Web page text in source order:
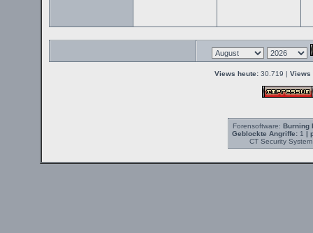
Views heute: 30.719 | Views
Forensoftware: Burning
Geblockte Angriffe:1 |
CT Security